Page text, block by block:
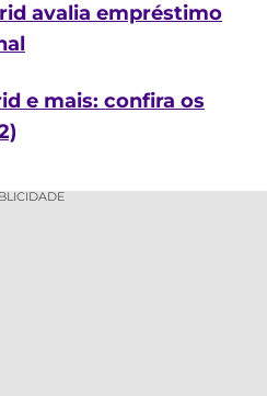
avalia empréstimo
e mais: confira os